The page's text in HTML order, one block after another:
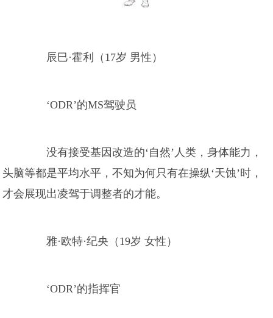
辰巳·霍利（17岁 男性）
‘ODR’的MS驾驶员
没有接受基因改造的‘自然’人类，身体能力，
头脑等都是平均水平，不知为何只有在操纵‘天蚀’时，
才会展现出凌驾于调整者的才能。
雅·欧特·纪央（19岁 女性）
‘ODR’的指挥官